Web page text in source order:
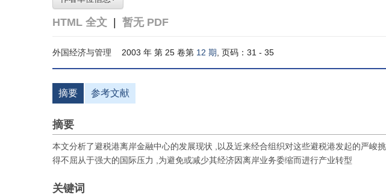
HTML 全文 暂无 PDF
外国经济与管理 2003 年 第 25 卷第 12 期 , 页码：31 - 35
摘要 参考文献
摘要
本文分析了避税港离岸金融中心的发展现状 ,以及近来经合组织对这些避税港发起的严峻
得不屈从于强大的国际压力 ,为避免或减少其经济因离岸业务委缩而进行产业转型
关键词